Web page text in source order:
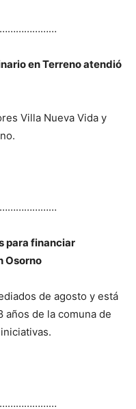
en Terreno atendió
Villa Nueva Vida y
para financiar
Osorno
de agosto y está
años de la comuna de